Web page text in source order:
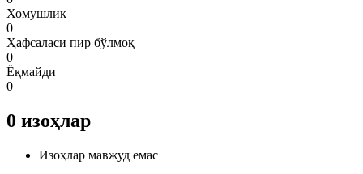
Хомушлик
0
Ҳафсаласи пир бўлмоқ
0
Ёқмайди
0
0 изоҳлар
Изоҳлар мавжуд емас